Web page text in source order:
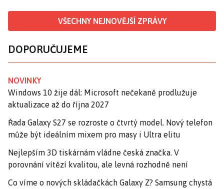
VŠECHNY NEJNOVĚJŠÍ ZPRÁVY
DOPORUČUJEME
NOVINKY
Windows 10 žije dál: Microsoft nečekaně prodlužuje
aktualizace až do října 2027
Řada Galaxy S27 se rozroste o čtvrtý model. Nový telefon
může být ideálním mixem pro masy i Ultra elitu
Nejlepším 3D tiskárnám vládne česká značka. V
porovnání vítězí kvalitou, ale levná rozhodně není
Co víme o nových skládačkách Galaxy Z? Samsung chystá